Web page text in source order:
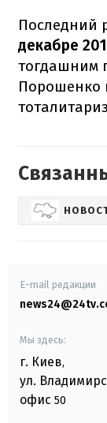
Последний
декабре
тогдашним
Порошенко
E-mail редакции
Мы здесь:
г. Киев,
ул.
офис 50